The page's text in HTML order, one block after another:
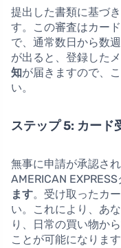
提出した書類に基づ
す。この審査はカー
で、通常数日から数
が出ると、登録した
知が届きますので、
い。
ステップ 5: カード
無事に申請が承認さ
AMERICAN
ます。受け取ったカ
い。これにより、あ
り、日常の買い物か
ことが可能になります